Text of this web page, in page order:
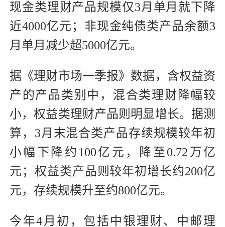
现金类理财产品规模仅3月单月就下降
近4000亿元；非现金纯债类产品余额3
月单月减少超5000亿元。
据《理财市场一季报》数据，含权益资
产的产品类别中，混合类理财降幅较
小，权益类理财产品则明显增长。据测
算，3月末混合类产品存续规模较年初
小幅下降约100亿元，降至0.72万亿
元；权益类产品则较年初增长约200亿
元，存续规模升至约800亿元。
今年4月初，包括中银理财、中邮理